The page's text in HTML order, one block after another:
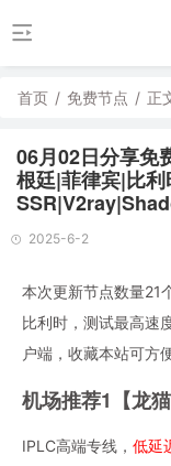
首页 / 免费节点 / 正
06月02日分享免
根廷|菲律宾|比
2025-6-2
本次更新节点数量21
比利时，测试最高速
户端，收藏本站可方
机场推荐1【龙猫
IPLC高端专线， 低延